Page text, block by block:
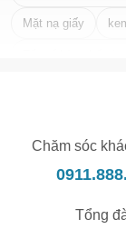
Mặt nạ giấy
Chăm sóc
Tổng